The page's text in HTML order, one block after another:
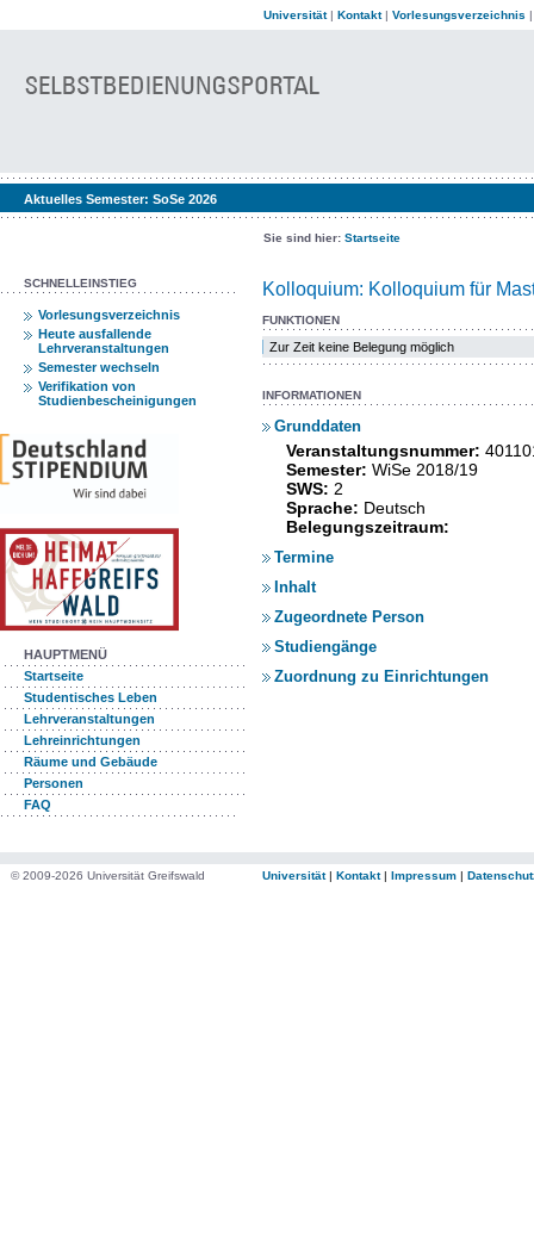
Universität| Kontakt| Vorlesungsverzeichnis
Aktuelles Semester: SoSe 2026
Sie sind hier: Startseite
SCHNELLEINSTIEG
Vorlesungsverzeichnis
Heute ausfallende
Lehrveranstaltungen
Semester wechseln
Verifikation von
Studienbescheinigungen
HAUPTMENÜ
Startseite
Studentisches Leben
Lehrveranstaltungen
Lehreinrichtungen
Räume und Gebäude
Personen
FAQ
Kolloquium: Kolloquium für
FUNKTIONEN
Zur Zeit keine Belegung möglich
INFORMATIONEN
Grunddaten
Veranstaltungsnummer:
Semester: WiSe 2018/19
SWS: 2
Sprache: Deutsch
Belegungszeitraum:
Termine
Inhalt
Zugeordnete Person
Studiengänge
Zuordnung zu Einrichtungen
© 2009-2026 Universität Greifswald Universität| Kontakt| Impressum |